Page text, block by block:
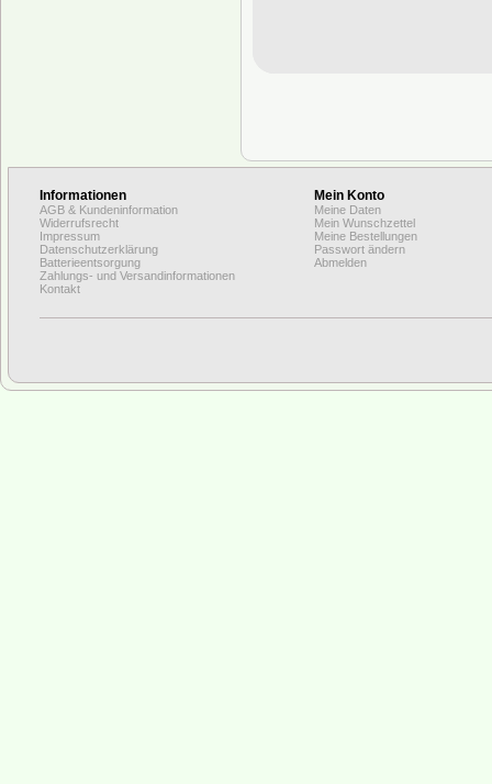
Informationen
AGB & Kundeninformation
Widerrufsrecht
Impressum
Datenschutzerklärung
Batterieentsorgung
Zahlungs- und Versandinformationen
Kontakt
Mein Konto
Meine Daten
Mein Wunschzettel
Meine Bestellungen
Passwort ändern
Abmelden